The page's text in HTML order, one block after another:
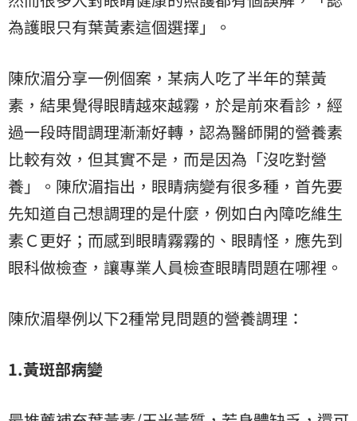
為護眼只有葉黃素這個選擇」。
陳欣湄分享一例個案，某病人吃了半年的葉黃
素，結果覺得眼睛越來越霧，於是前來看診，經
過一段時間調理漸漸好轉，認為醫師開的營養素
比較有效，但其實不是，而是因為「沒吃對營
養」。陳欣湄指出，眼睛病變有很多種，首先要
先知道自己想調理的是什麼，例如白內障吃維生
素Ｃ更好；而感到眼睛霧霧的、眼睛怪，應先到
眼科做檢查，讓專業人員檢查眼睛問題在哪裡。
陳欣湄舉例以下2種常見問題的營養調理：
1.黃斑部病變